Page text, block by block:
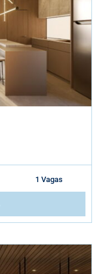
1 Vagas